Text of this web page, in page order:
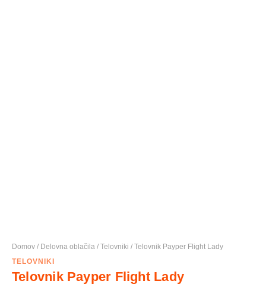
Domov / Delovna oblačila / Telovniki / Telovnik Payper Flight Lady
TELOVNIKI
Telovnik Payper Flight Lady